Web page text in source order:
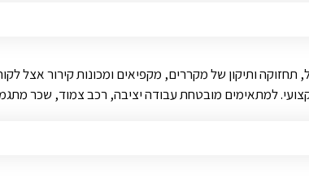
ותיקון של מקררים, מקפיאים ומכונות קירור אצל
למתאימים מובטחת עבודה יציבה, רכב צמוד, שכר